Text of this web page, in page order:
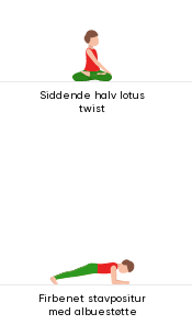
Siddende halv lotus
twist
Firbenet stavpositur
med albuestøtte